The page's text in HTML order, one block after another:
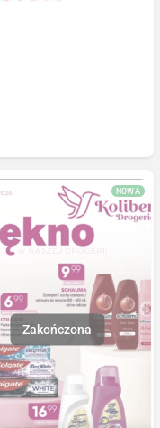
NOWA